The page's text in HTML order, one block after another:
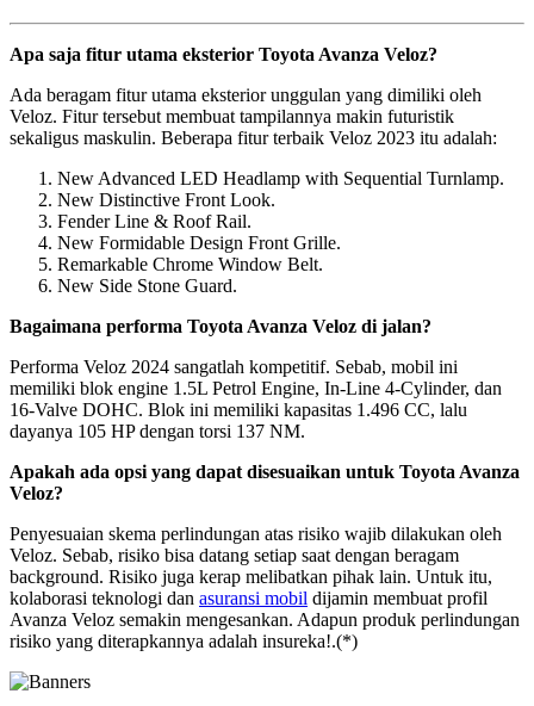
Apa saja fitur utama eksterior Toyota Avanza Veloz?
Ada beragam fitur utama eksterior unggulan yang dimiliki oleh
Veloz. Fitur tersebut membuat tampilannya makin futuristik
sekaligus maskulin. Beberapa fitur terbaik Veloz 2023 itu adalah:
New Advanced LED Headlamp with Sequential Turnlamp.
New Distinctive Front Look.
Fender Line & Roof Rail.
New Formidable Design Front Grille.
Remarkable Chrome Window Belt.
New Side Stone Guard.
Bagaimana performa Toyota Avanza Veloz di jalan?
Performa Veloz 2024 sangatlah kompetitif. Sebab, mobil ini
memiliki blok engine 1.5L Petrol Engine, In-Line 4-Cylinder, dan
16-Valve DOHC. Blok ini memiliki kapasitas 1.496 CC, lalu
dayanya 105 HP dengan torsi 137 NM.
Apakah ada opsi yang dapat disesuaikan untuk Toyota Avanza
Veloz?
Penyesuaian skema perlindungan atas risiko wajib dilakukan oleh
Veloz. Sebab, risiko bisa datang setiap saat dengan beragam
background. Risiko juga kerap melibatkan pihak lain. Untuk itu,
kolaborasi teknologi dan asuransi mobil dijamin membuat profil
Avanza Veloz semakin mengesankan. Adapun produk perlindungan
risiko yang diterapkannya adalah insureka!.(*)